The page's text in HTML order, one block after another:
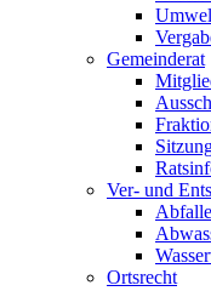
Gemeinderat
Ver- und
Ortsrecht